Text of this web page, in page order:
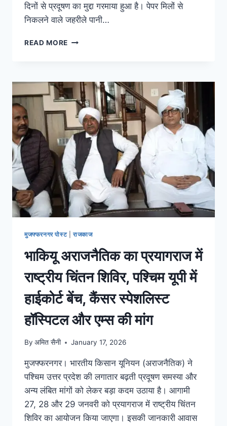
दिनों से प्रदूषण का मुद्दा गरमाया हुआ है। पेपर मिलों से
निकलने वाले जहरीले पानी…
READ MORE
मुजफ्फरनगर पोस्ट| राजकाज
भाकियू अराजनैतिक का प्रयागराज में
राष्ट्रीय चिंतन शिविर, पश्चिम यूपी में
हाईकोर्ट बेंच, कैंसर स्पेशलिस्ट
हॉस्पिटल और एम्स की मांग
By अमित सैनी January 17, 2026
मुजफ्फरनगर। भारतीय किसान यूनियन (अराजनैतिक) ने
पश्चिम उत्तर प्रदेश की लगातार बढ़ती प्रदूषण समस्या और
अन्य लंबित मांगों को लेकर बड़ा कदम उठाया है। आगामी
27, 28 और 29 जनवरी को प्रयागराज में राष्ट्रीय चिंतन
शिविर का आयोजन किया जाएगा। इसकी जानकारी आवास